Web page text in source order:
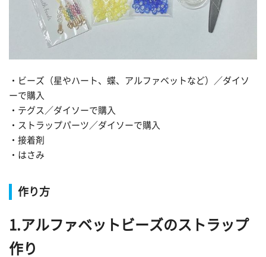
・ビーズ（星やハート、蝶、アルファベットなど）／ダイソ
ーで購入
・テグス／ダイソーで購入
・ストラップパーツ／ダイソーで購入
・接着剤
・はさみ
作り方
1.アルファベットビーズのストラップ
作り